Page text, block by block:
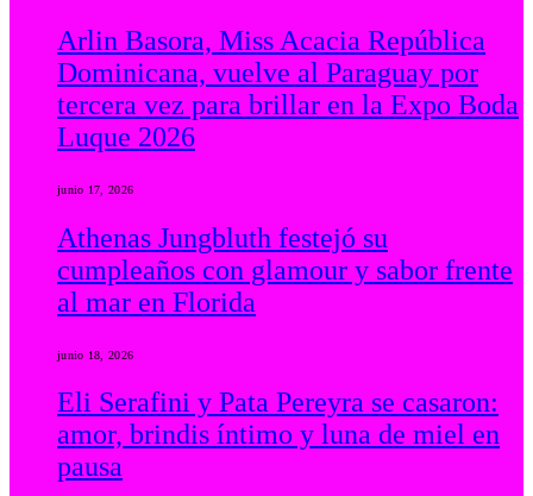
Arlin Basora, Miss Acacia República
Dominicana, vuelve al Paraguay por
tercera vez para brillar en la Expo Boda
Luque 2026
junio 17, 2026
Athenas Jungbluth festejó su
cumpleaños con glamour y sabor frente
al mar en Florida
junio 18, 2026
Eli Serafini y Pata Pereyra se casaron:
amor, brindis íntimo y luna de miel en
pausa